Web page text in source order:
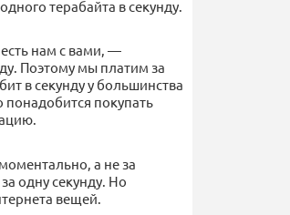
терабайта в секунду.
есть нам с вами, —
Поэтому мы платим за
в секунду у большинства
понадобится покупать
а не за
одну секунду. Но
вещей.